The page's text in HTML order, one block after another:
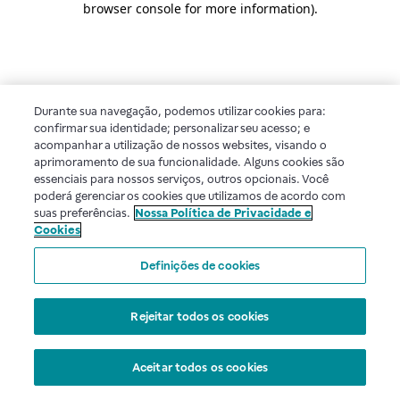
browser console for more information).
Durante sua navegação, podemos utilizar cookies para:
confirmar sua identidade; personalizar seu acesso; e
acompanhar a utilização de nossos websites, visando o
aprimoramento de sua funcionalidade. Alguns cookies são
essenciais para nossos serviços, outros opcionais. Você
poderá gerenciar os cookies que utilizamos de acordo com
suas preferências. Nossa Política de Privacidade e
Cookies
Definições de cookies
Rejeitar todos os cookies
Aceitar todos os cookies